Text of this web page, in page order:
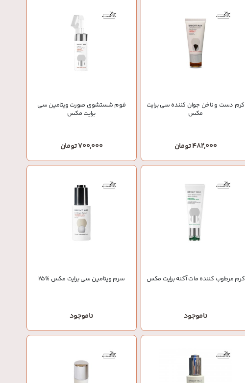
کرم دست و ناخن جوان کننده سی برایت
مکس
482,000 تومان
فوم شستشوی صورت ویتامین سی
برایت مکس
700,000 تومان
کرم مرطوب کننده مات آکنه برایت مکس
ناموجود
سرم ویتامین سی برایت مکس %25
ناموجود